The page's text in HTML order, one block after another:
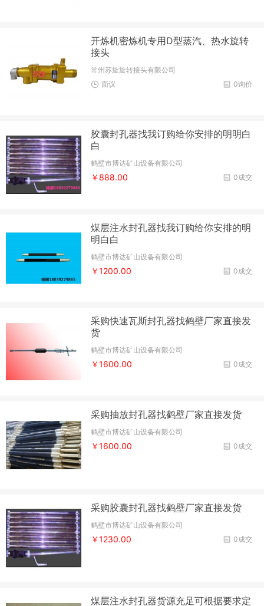
开炼机密炼机专用D型蒸汽、热水旋转
接头
常州苏旋旋转接头有限公司
0询价
面议
胶囊封孔器找我订购给你安排的明明白
白
鹤壁市博达矿山设备有限公司
0成交
￥888.00
煤层注水封孔器找我订购给你安排的明
明白白
鹤壁市博达矿山设备有限公司
0成交
￥1200.00
采购快速瓦斯封孔器找鹤壁厂家直接发
货
鹤壁市博达矿山设备有限公司
0成交
￥1600.00
采购抽放封孔器找鹤壁厂家直接发货
鹤壁市博达矿山设备有限公司
0成交
￥1600.00
采购胶囊封孔器找鹤壁厂家直接发货
鹤壁市博达矿山设备有限公司
0成交
￥1230.00
煤层注水封孔器货源充足可根据要求定